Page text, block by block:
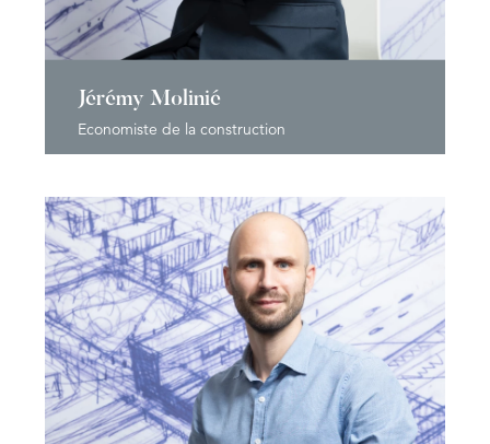
Jérémy Molinié
Economiste de la construction